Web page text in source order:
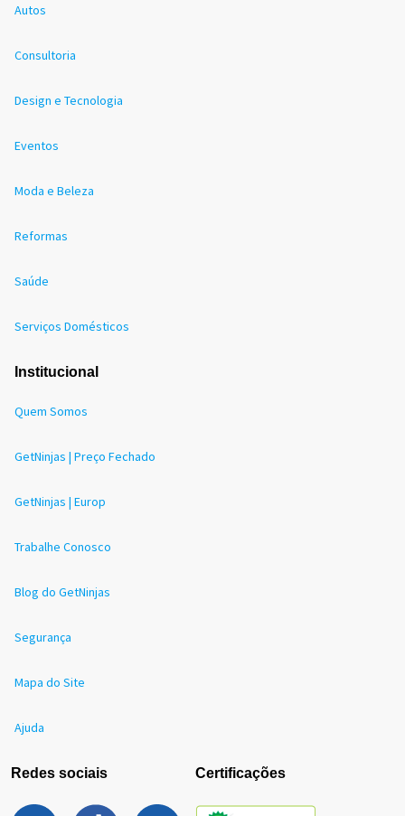
Autos
Consultoria
Design e Tecnologia
Eventos
Moda e Beleza
Reformas
Saúde
Serviços Domésticos
Institucional
Quem Somos
GetNinjas | Preço Fechado
GetNinjas | Europ
Trabalhe Conosco
Blog do GetNinjas
Segurança
Mapa do Site
Ajuda
Redes sociais Certificações